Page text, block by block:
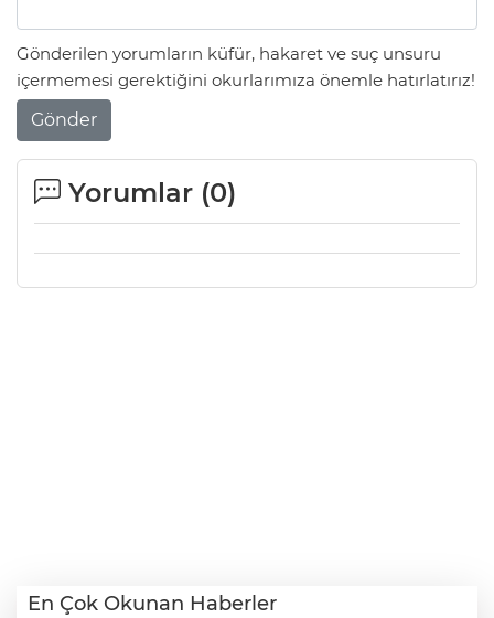
Gönderilen yorumların küfür, hakaret ve suç unsuru
içermemesi gerektiğini okurlarımıza önemle hatırlatırız!
Gönder
Yorumlar (0)
En Çok Okunan Haberler